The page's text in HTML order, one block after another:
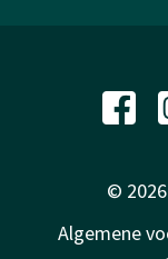
©
Algemene